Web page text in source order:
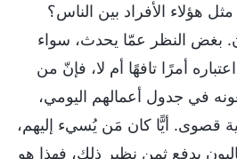
هؤلاء الأفراد بين الناس؟
بغض النظر عمّا يحدث، سواء
أمرًا تافهًا أم لا، فإنّ من
في جدول أعمالهم اليومي،
قصوى. أيًّا كان مَن يُسيء إليهم،
بدفع ثمنٍ نظير ذلك، فهذا هو